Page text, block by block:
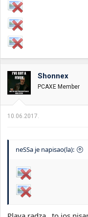
Shonnex
PCAXE Member
10.06.2017.
neSSa je napisao(la):